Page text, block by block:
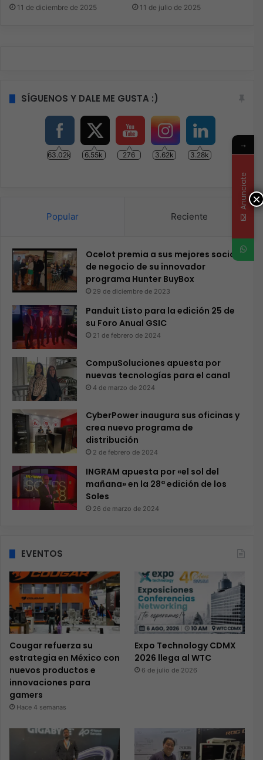
11 de diciembre de 2025 11 de julio de 2025
SÍGUENOS Y DALE ME GUSTA :)
63.02k 6.55k 276 3.62k 3.28k
Popular Reciente
Ocelot premia a sus mejores socios
de negocio de su innovador
programa Hunter BuyBox
29 de diciembre de 2023
Panduit Listo para la edición 25 de
su Foro Anual GSIC
21 de febrero de 2024
CompuSoluciones apuesta por
nuevas tecnologías para el canal
4 de marzo de 2024
CyberPower inaugura sus oficinas y
crea nuevo programa de
distribución
2 de febrero de 2024
INGRAM apuesta por «el sol del
mañana» en la 28ª edición de los
Soles
26 de marzo de 2024
EVENTOS
Cougar refuerza su
estrategia en México con
nuevos productos e
innovaciones para
gamers
Hace 4 semanas
Expo Technology CDMX
2026 llega al WTC
6 de julio de 2026
×
→
Anunciate